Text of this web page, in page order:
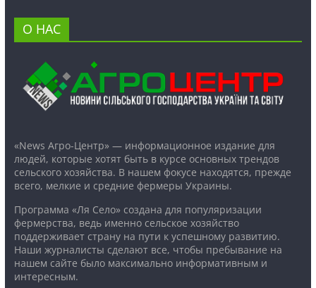
О НАС
«News Агро-Центр» — информационное издание для
людей, которые хотят быть в курсе основных трендов
сельского хозяйства. В нашем фокусе находятся, прежде
всего, мелкие и средние фермеры Украины.
Программа «Ля Село» создана для популяризации
фермерства, ведь именно сельское хозяйство
поддерживает страну на пути к успешному развитию.
Наши журналисты сделают все, чтобы пребывание на
нашем сайте было максимально информативным и
интересным.